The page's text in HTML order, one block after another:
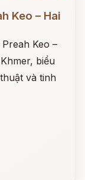
Keo – Hai
Keo –
biểu
và tinh